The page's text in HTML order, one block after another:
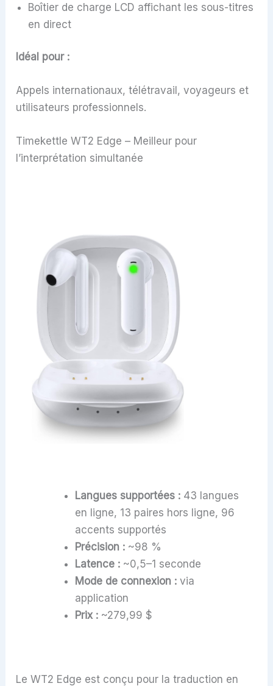
Boîtier de charge LCD affichant les sous-titres
en direct
Idéal pour :
Appels internationaux, télétravail, voyageurs et
utilisateurs professionnels.
Timekettle WT2 Edge – Meilleur pour
l’interprétation simultanée
Langues supportées :43 langues
en ligne, 13 paires hors ligne, 96
accents supportés
Précision :~98 %
Latence :~0,5–1 seconde
Mode de connexion :via
application
Prix :~279,99 $
Le WT2 Edge est conçu pour la traduction en